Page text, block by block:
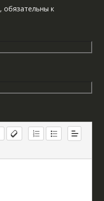
, обязательны к